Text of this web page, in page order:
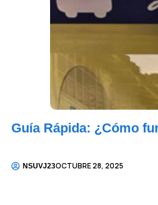
Guía Rápida: ¿Cómo
NSUVJ23OCTUBRE 28, 2025